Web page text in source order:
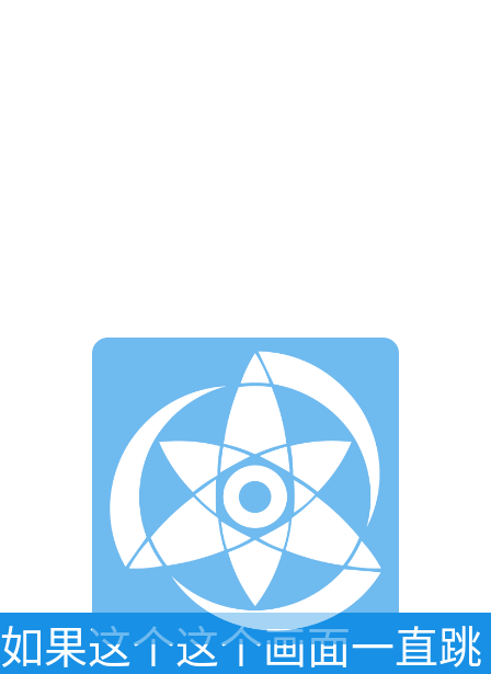
如果这个这个画面一直跳